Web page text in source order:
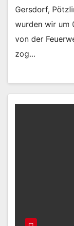
Gersdorf,
wurden wir um
von der
zog…